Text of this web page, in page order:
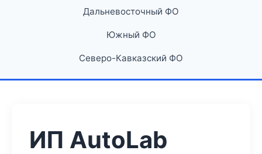
Дальневосточный ФО
Южный ФО
Северо-Кавказский ФО
ИП AutoLab